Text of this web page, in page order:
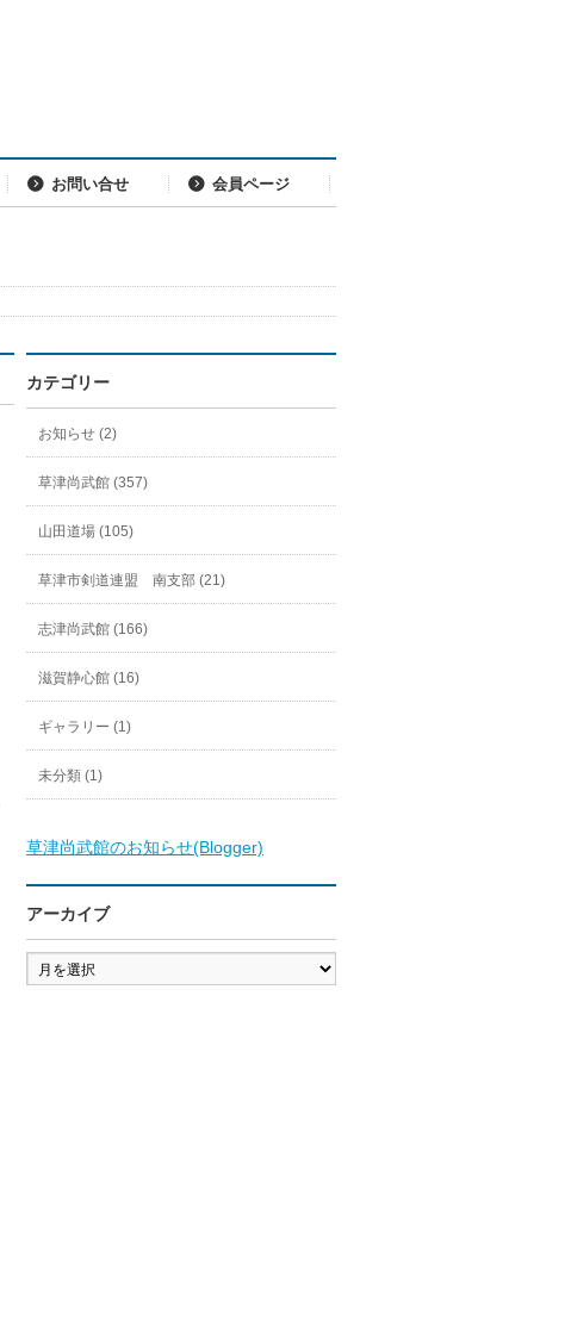
お問い合せ 会員ページ
カテゴリー
お知らせ (2)
草津尚武館 (357)
山田道場 (105)
草津市剣道連盟 南支部 (21)
志津尚武館 (166)
滋賀静心館 (16)
ギャラリー (1)
未分類 (1)
草津尚武館のお知らせ(Blogger)
アーカイブ
ア
ー